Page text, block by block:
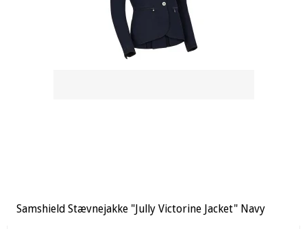
Samshield Stævnejakke "Jully Victorine Jacket" Navy